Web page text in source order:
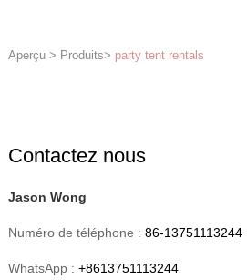
Aperçu > Produits> party tent rentals
Contactez nous
Jason Wong
Numéro de téléphone : 86-13751113244
WhatsApp : +8613751113244